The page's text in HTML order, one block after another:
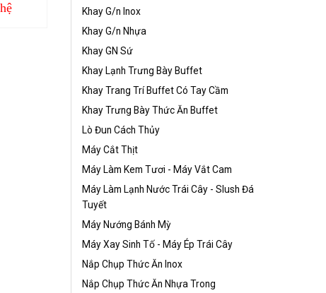
Khay G/n Inox
Khay G/n Nhựa
Khay GN Sứ
Khay Lạnh Trưng Bày Buffet
Khay Trang Trí Buffet Có Tay Cầm
Khay Trưng Bày Thức Ăn Buffet
Lò Đun Cách Thủy
Máy Cắt Thịt
Máy Làm Kem Tươi - Máy Vắt Cam
Máy Làm Lạnh Nước Trái Cây - Slush Đá
Tuyết
Máy Nướng Bánh Mỳ
Máy Xay Sinh Tố - Máy Ép Trái Cây
Nắp Chụp Thức Ăn Inox
Nắp Chụp Thức Ăn Nhựa Trong